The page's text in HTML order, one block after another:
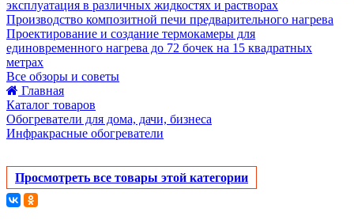
эксплуатация в различных жидкостях и растворах
Производство композитной печи предварительного нагрева
Проектирование и создание термокамеры для
единовременного нагрева до 72 бочек на 15 квадратных
метрах
Все обзоры и советы
Главная
Каталог товаров
Обогреватели для дома, дачи, бизнеса
Инфракрасные обогреватели
Просмотреть все товары этой категории